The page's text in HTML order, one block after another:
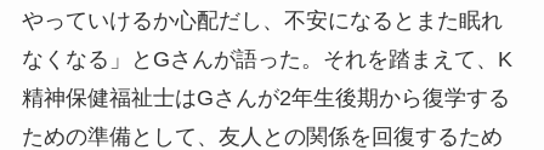
やっていけるか心配だし、不安になるとまた眠れ
なくなる」とGさんが語った。それを踏まえて、K
精神保健福祉士はGさんが2年生後期から復学する
ための準備として、友人との関係を回復するため